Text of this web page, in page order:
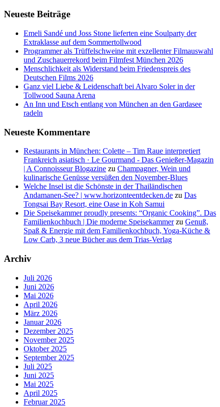
Neueste Beiträge
Emeli Sandé und Joss Stone lieferten eine Soulparty der
Extraklasse auf dem Sommertollwood
Programmer als Trüffelschweine mit exzellenter Filmauswahl
und Zuschauerrekord beim Filmfest München 2026
Menschlichkeit als Widerstand beim Friedenspreis des
Deutschen Films 2026
Ganz viel Liebe & Leidenschaft bei Alvaro Soler in der
Tollwood Sauna Arena
An Inn und Etsch entlang von München an den Gardasee
radeln
Neueste Kommentare
Restaurants in München: Colette – Tim Raue interpretiert
Frankreich asiatisch · Le Gourmand - Das Genießer-Magazin
| A Connoisseur Blogazine zu Champagner, Wein und
kulinarische Genüsse versüßen den November-Blues
Welche Insel ist die Schönste in der Thailändischen
Andamanen-See? | www.horizonteentdecken.de zu Das
Tongsai Bay Resort, eine Oase in Koh Samui
Die Speisekammer proudly presents: “Organic Cooking”. Das
Familienkochbuch | Die moderne Speisekammerzu Genuß,
Spaß & Energie mit dem Familienkochbuch, Yoga-Küche &
Low Carb, 3 neue Bücher aus dem Trias-Verlag
Archiv
Juli 2026
Juni 2026
Mai 2026
April 2026
März 2026
Januar 2026
Dezember 2025
November 2025
Oktober 2025
September 2025
Juli 2025
Juni 2025
Mai 2025
April 2025
Februar 2025